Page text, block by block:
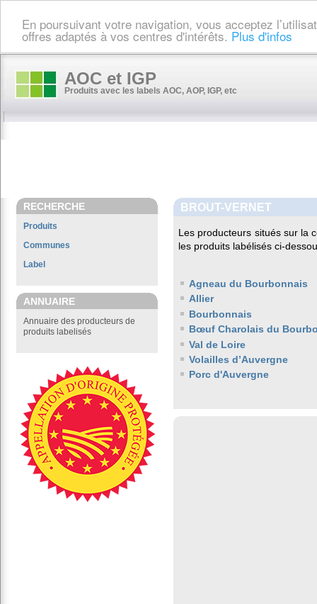
En poursuivant votre navigation, vous acceptez
offres adaptés à vos centres d'intérêts. Plus d'infos
AOC et IGP
Produits avec les labels AOC, AOP, IGP, etc
RECHERCHE
Produits
Communes
Label
ANNUAIRE
Annuaire des producteurs de
produits labelisés
BROUT-VERNET
Les producteurs situés sur la
les produits labélisés ci-
Agneau du Bourbonnais
Allier
Bourbonnais
Bœuf Charolais du
Val de Loire
Volailles d’Auvergne
Porc d'Auvergne